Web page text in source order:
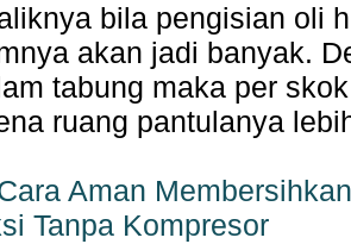
bila pengisian oli
akan jadi banyak.
tabung maka per
ruang pantulanya
Aman
Tanpa Kompresor